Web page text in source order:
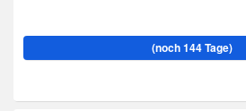
(noch 144 Tage)